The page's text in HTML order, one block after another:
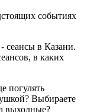
событиях
сеансы в Казани.
в каких
погулять
Выбираете
выходные?